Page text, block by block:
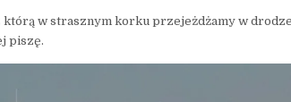
w strasznym korku przejeżdżamy w drodze
piszę.